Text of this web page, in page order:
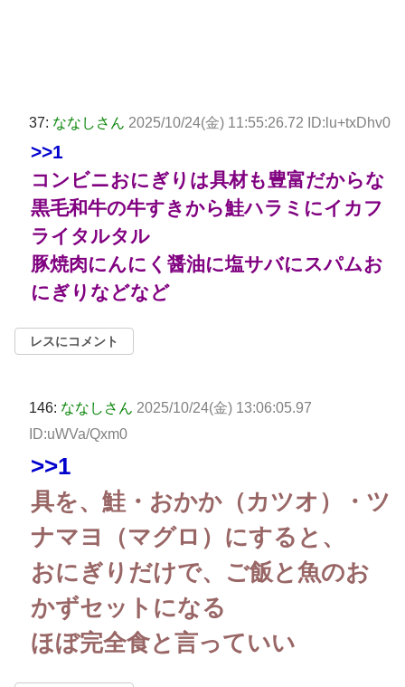
37: ななしさん 2025/10/24(金) 11:55:26.72 ID:lu+txDhv0
>>1
コンビニおにぎりは具材も豊富だからな
黒毛和牛の牛すきから鮭ハラミにイカフ
ライタルタル
豚焼肉にんにく醤油に塩サバにスパムお
にぎりなどなど
レスにコメント
146: ななしさん 2025/10/24(金) 13:06:05.97
ID:uWVa/Qxm0
>>1
具を、鮭・おかか（カツオ）・ツ
ナマヨ（マグロ）にすると、
おにぎりだけで、ご飯と魚のお
かずセットになる
ほぼ完全食と言っていい